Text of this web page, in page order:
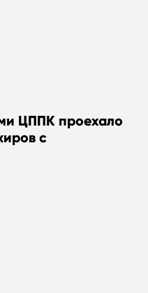
ЦППК проехало
с